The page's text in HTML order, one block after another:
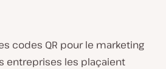
codes QR pour le marketing
entreprises les plaçaient